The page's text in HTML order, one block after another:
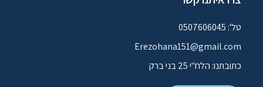
טל': 0507606045
Erezohana151@gmail.com
כתובתנו: הלח"י 25 בני ברק